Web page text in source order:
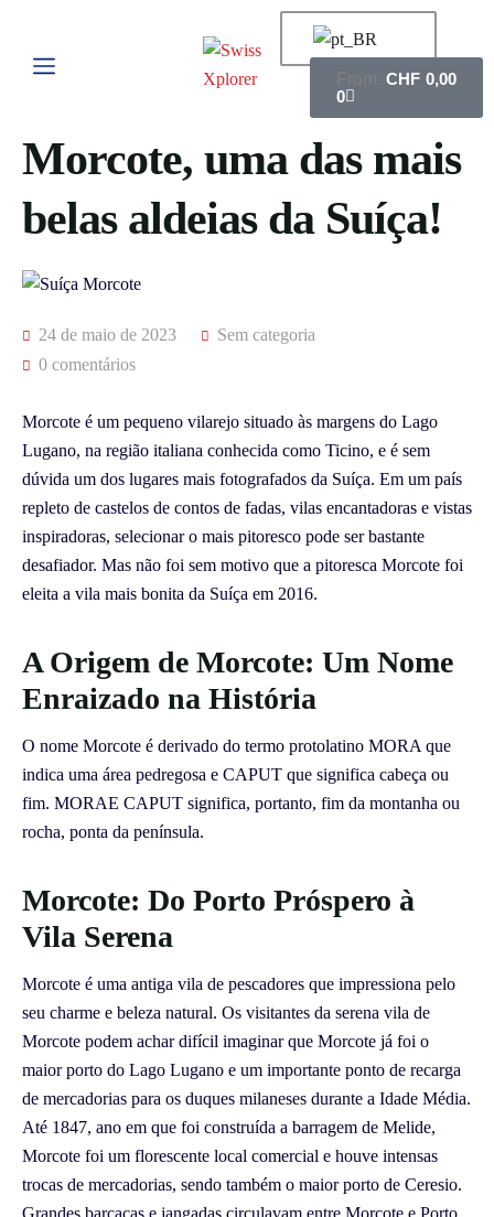
CHF 0,00
0
Morcote, uma das mais
belas aldeias da Suíça!
24 de maio de 2023
Sem categoria
0 comentários
Morcote é um pequeno vilarejo situado às margens do Lago
Lugano, na região italiana conhecida como Ticino, e é sem
dúvida um dos lugares mais fotografados da Suíça. Em um país
repleto de castelos de contos de fadas, vilas encantadoras e vistas
inspiradoras, selecionar o mais pitoresco pode ser bastante
desafiador. Mas não foi sem motivo que a pitoresca Morcote foi
eleita a vila mais bonita da Suíça em 2016.
A Origem de Morcote: Um Nome
Enraizado na História
O nome Morcote é derivado do termo protolatino MORA que
indica uma área pedregosa e CAPUT que significa cabeça ou
fim. MORAE CAPUT significa, portanto, fim da montanha ou
rocha, ponta da península.
Morcote: Do Porto Próspero à
Vila Serena
Morcote é uma antiga vila de pescadores que impressiona pelo
seu charme e beleza natural. Os visitantes da serena vila de
Morcote podem achar difícil imaginar que Morcote já foi o
maior porto do Lago Lugano e um importante ponto de recarga
de mercadorias para os duques milaneses durante a Idade Média.
Até 1847, ano em que foi construída a barragem de Melide,
Morcote foi um florescente local comercial e houve intensas
trocas de mercadorias, sendo também o maior porto de Ceresio.
Grandes barcaças e jangadas circulavam entre Morcote e Porto